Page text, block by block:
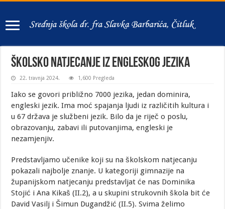
Školsko natjecanje iz Engleskog jezika
22. travnja 2024. 1,600 Pregleda
Iako se govori približno 7000 jezika, jedan dominira,
engleski jezik. Ima moć spajanja ljudi iz različitih kultura i
u 67 država je službeni jezik. Bilo da je riječ o poslu,
obrazovanju, zabavi ili putovanjima, engleski je
nezamjenjiv.
Predstavljamo učenike koji su na školskom natjecanju
pokazali najbolje znanje. U kategoriji gimnazije na
županijskom natjecanju predstavljat će nas Dominika
Stojić i Ana Kikaš (II.2), a u skupini strukovnih škola bit će
David Vasilj i Šimun Dugandžić (II.5). Svima želimo